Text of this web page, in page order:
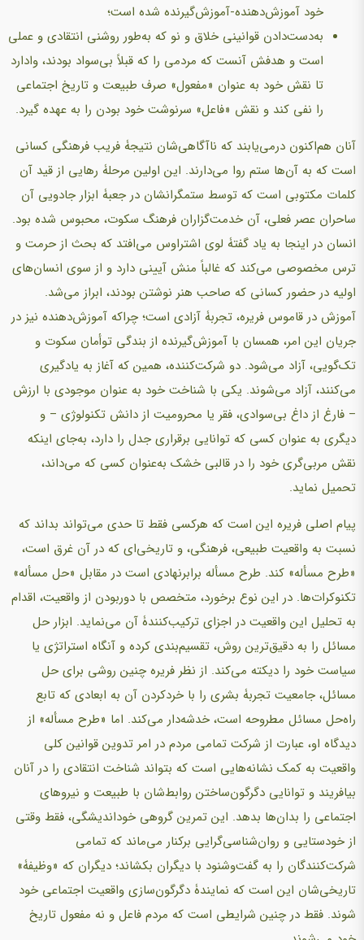
خود آموزش‌دهنده-آموزش‌گیرنده شده است؛
به‌دست‌دادن قوانینی خلاق و نو که به‌طور روشنی انتقادی و عملی
است و هدفش آنست که مردمی را که قبلاً بی‌سواد بودند، وادارد
تا نقش خود به عنوان «مفعول» صرف طبیعت و تاریخ اجتماعی
را نفی کند و نقش «فاعل» سرنوشت خود بودن را به عهده گیرد.
آنان هم‌اکنون درمی‌یابند که ناآگاهی‌شان نتیجۀ فریب فرهنگی کسانی
است که به آن‌ها ستم روا می‌دارند. این اولین مرحلۀ رهایی از قید آن
کلمات مکتوبی است که توسط ستمگرانشان در جعبۀ ابزار جادویی آن
ساحران عصر فعلی، آن خدمت‌گزاران فرهنگ سکوت، محبوس شده بود.
انسان در اینجا به یاد گفتۀ لوی اشتراوس می‌افتد که بحث از حرمت و
ترس مخصوصی می‌کند که غالباً منش آیینی دارد و از سوی انسان‌های
اولیه در حضور کسانی که صاحب هنر نوشتن بودند، ابراز می‌شد.
آموزش در قاموس فریره، تجربۀ آزادی است؛ چراکه آموزش‌دهنده نیز در
جریان این امر، همسان با آموزش‌گیرنده از بندگی توأمان سکوت و
تک‌گویی، آزاد می‌شود. دو شرکت‌کننده، همین که آغاز به یادگیری
می‌کنند، آزاد می‌شوند. یکی با شناخت خود به عنوان موجودی با ارزش
– فارغ از داغ بی‌سوادی، فقر یا محرومیت از دانش تکنولوژی – و
دیگری به عنوان کسی که توانایی برقراری جدل را دارد، به‌جای اینکه
نقش مربی‌گری خود را در قالبی خشک به‌عنوان کسی که می‌داند،
تحمیل نماید.
پیام اصلی فریره این است که هرکسی فقط تا حدی می‌تواند بداند که
نسبت به واقعیت طبیعی، فرهنگی، و تاریخی‌ای که در آن غرق است،
«طرح مسأله» کند. طرح مسأله برابرنهادی است در مقابل «حل مسأله»
تکنوکرات‌ها. در این نوع برخورد، متخصص با دوربودن از واقعیت، اقدام
به تحلیل این واقعیت در اجزای ترکیب‌کنندۀ آن می‌نماید. ابزار حل
مسائل را به دقیق‌ترین روش، تقسیم‌بندی کرده و آنگاه استراتژی یا
سیاست خود را دیکته می‌کند. از نظر فریره چنین روشی برای حل
مسائل، جامعیت تجربۀ بشری را با خردکردن آن به ابعادی که تابع
راه‌حل مسائل مطروحه است، خدشه‌دار می‌کند. اما «طرح مسأله» از
دیدگاه او، عبارت از شرکت تمامی مردم در امر تدوین قوانین کلی
واقعیت به کمک نشانه‌هایی است که بتواند شناخت انتقادی را در آنان
بیافریند و توانایی دگرگون‌ساختن روابط‌شان با طبیعت و نیروهای
اجتماعی را بدان‌ها بدهد. این تمرین گروهی خوداندیشگی، فقط وقتی
از خودستایی و روان‌شناسی‌گرایی برکنار می‌ماند که تمامی
شرکت‌کنندگان را به گفت‌وشنود با دیگران بکشاند؛ دیگران که «وظیفۀ»
تاریخی‌شان این است که نمایندۀ دگرگون‌سازی واقعیت اجتماعی خود
شوند. فقط در چنین شرایطی است که مردم فاعل و نه مفعول تاریخ